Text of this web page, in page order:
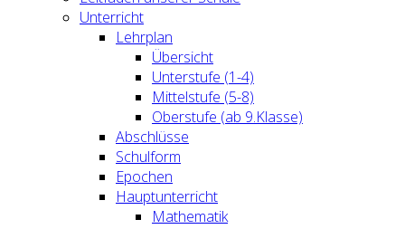
Unterricht
Lehrplan
Übersicht
Unterstufe (1-4)
Mittelstufe (5-8)
Oberstufe (ab 9.Klasse)
Abschlüsse
Schulform
Epochen
Hauptunterricht
Mathematik